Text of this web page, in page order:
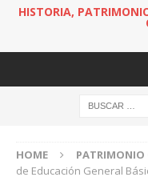
HISTORIA,
HOME PATRIMONIO
de Educación General